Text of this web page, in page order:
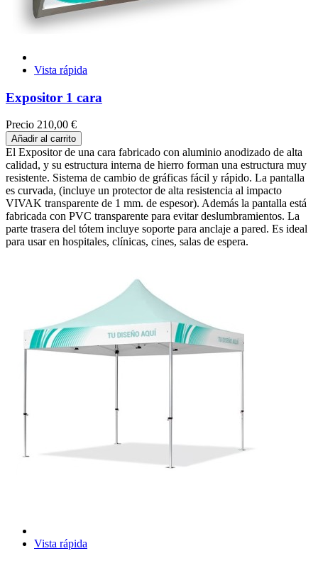
Vista rápida
Expositor 1 cara
Precio 210,00 €
Añadir al carrito
El Expositor de una cara fabricado con aluminio anodizado de alta
calidad, y su estructura interna de hierro forman una estructura muy
resistente. Sistema de cambio de gráficas fácil y rápido. La pantalla
es curvada, (incluye un protector de alta resistencia al impacto
VIVAK transparente de 1 mm. de espesor). Además la pantalla está
fabricada con PVC transparente para evitar deslumbramientos. La
parte trasera del tótem incluye soporte para anclaje a pared. Es ideal
para usar en hospitales, clínicas, cines, salas de espera.
Vista rápida